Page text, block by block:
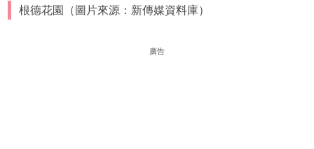
根德花園（圖片來源：新傳媒資料庫）
廣告